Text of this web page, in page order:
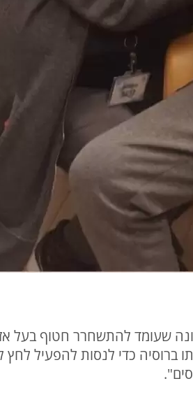
אז שמענו פעם ראשונה שעומד
ברוסיה כדי לנסות להפעיל לחץ